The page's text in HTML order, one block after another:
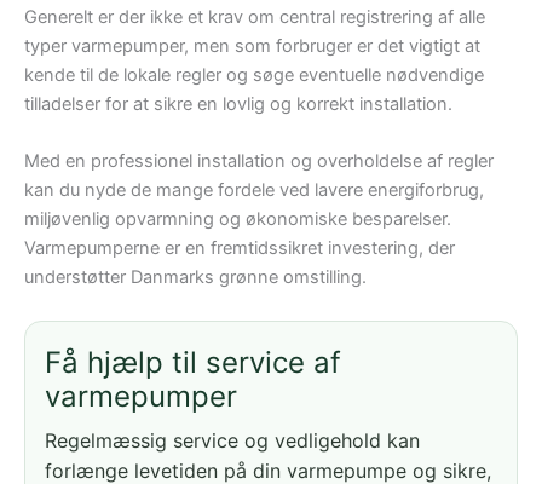
Generelt er der ikke et krav om central registrering af alle
typer varmepumper, men som forbruger er det vigtigt at
kende til de lokale regler og søge eventuelle nødvendige
tilladelser for at sikre en lovlig og korrekt installation.
Med en professionel installation og overholdelse af regler
kan du nyde de mange fordele ved lavere energiforbrug,
miljøvenlig opvarmning og økonomiske besparelser.
Varmepumperne er en fremtidssikret investering, der
understøtter Danmarks grønne omstilling.
Få hjælp til service af
varmepumper
Regelmæssig service og vedligehold kan
forlænge levetiden på din varmepumpe og sikre,